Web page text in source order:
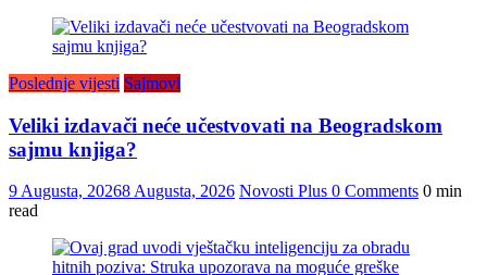
Poslednje vijesti Sajmovi
Veliki izdavači neće učestvovati na Beogradskom
sajmu knjiga?
9 Augusta, 20268 Augusta, 2026 Novosti Plus 0 Comments 0 min
read